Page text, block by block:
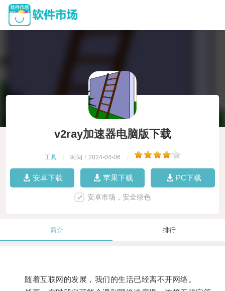
v2ray加速器电脑版下载
工具 时间：2024-04-06
安卓下载 苹果下载 PC下载
安卓市场，安全绿色
简介 排行
随着互联网的发展，我们的生活已经离不开网络。